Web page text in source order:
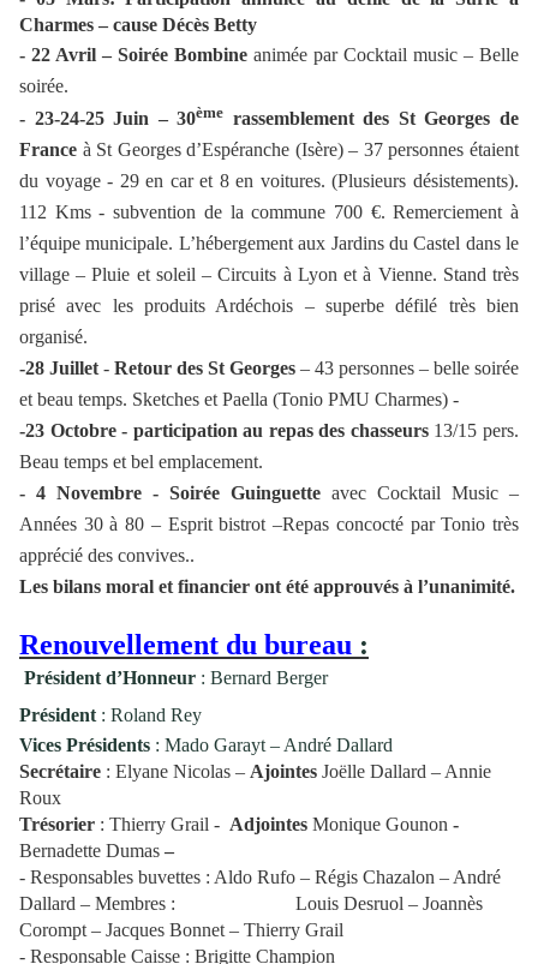
Charmes – cause Décès Betty
- 22 Avril – Soirée Bombine animée par Cocktail music – Belle
soirée.
- 23-24-25 Juin – 30ème rassemblement des St Georges de
France à St Georges d’Espéranche (Isère) – 37 personnes étaient
du voyage - 29 en car et 8 en voitures. (Plusieurs désistements).
112 Kms - subvention de la commune 700 €. Remerciement à
l’équipe municipale. L’hébergement aux Jardins du Castel dans le
village – Pluie et soleil – Circuits à Lyon et à Vienne. Stand très
prisé avec les produits Ardéchois – superbe défilé très bien
organisé.
-28 Juillet - Retour des St Georges – 43 personnes – belle soirée
et beau temps. Sketches et Paella (Tonio PMU Charmes) -
-23 Octobre - participation au repas des chasseurs13/15 pers.
Beau temps et bel emplacement.
- 4 Novembre - Soirée Guinguette avec Cocktail Music –
Années 30 à 80 – Esprit bistrot –Repas concocté par Tonio très
apprécié des convives..
Les bilans moral et financier ont été approuvés à l’unanimité.
Renouvellement du bureau :
Président d’Honneur : Bernard Berger
Président : Roland Rey
Vices Présidents : Mado Garayt – André Dallard
Secrétaire : Elyane Nicolas – Ajointes Joëlle Dallard – Annie
Roux
Trésorier : Thierry Grail - Adjointes Monique Gounon -
Bernadette Dumas –
- Responsables buvettes : Aldo Rufo – Régis Chazalon – André
Dallard – Membres :
Louis Desruol – Joannès
Corompt – Jacques Bonnet – Thierry Grail
- Responsable Caisse : Brigitte Champion